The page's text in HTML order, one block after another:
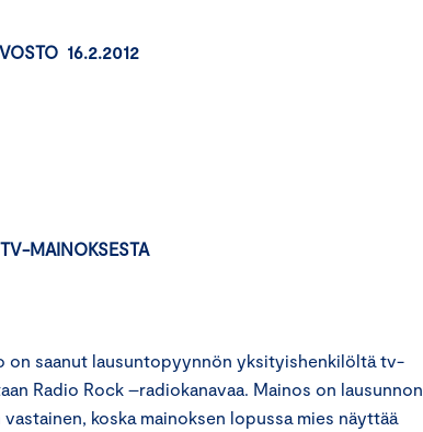
16.2.2012
MAINOKSESTA
on saanut lausuntopyynnön yksityishenkilöltä tv-
Radio Rock –radiokanavaa. Mainos on lausunnon
koska mainoksen lopussa mies näyttää